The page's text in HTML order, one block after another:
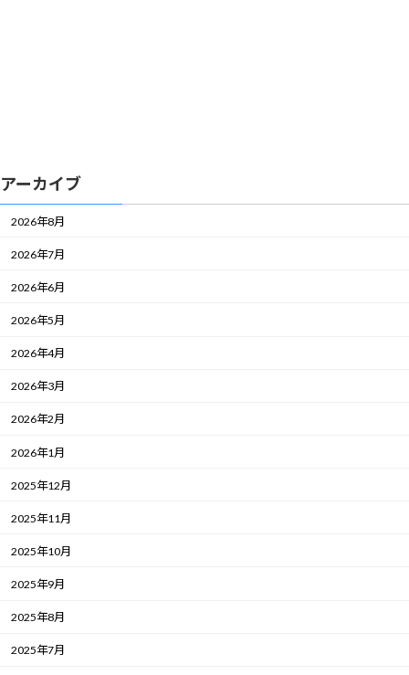
アーカイブ
2026年8月
2026年7月
2026年6月
2026年5月
2026年4月
2026年3月
2026年2月
2026年1月
2025年12月
2025年11月
2025年10月
2025年9月
2025年8月
2025年7月